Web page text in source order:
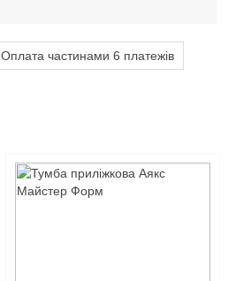
Оплата частинами 6 платежів